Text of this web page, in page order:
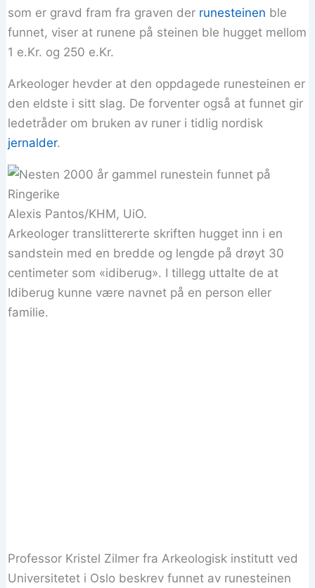
som er gravd fram fra graven der runesteinen ble
funnet, viser at runene på steinen ble hugget mellom
1 e.Kr. og 250 e.Kr.
Arkeologer hevder at den oppdagede runesteinen er
den eldste i sitt slag. De forventer også at funnet gir
ledetråder om bruken av runer i tidlig nordisk
jernalder.
Alexis Pantos/KHM, UiO.
Arkeologer translittererte skriften hugget inn i en
sandstein med en bredde og lengde på drøyt 30
centimeter som «idiberug». I tillegg uttalte de at
Idiberug kunne være navnet på en person eller
familie.
Professor Kristel Zilmer fra Arkeologisk institutt ved
Universitetet i Oslo beskrev funnet av runesteinen